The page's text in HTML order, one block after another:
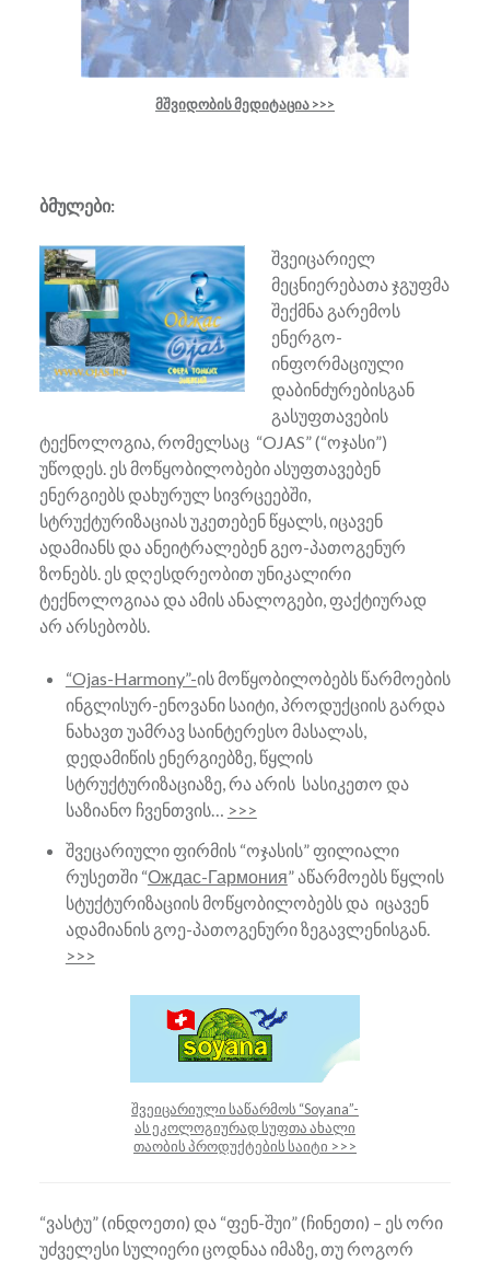
მშვიდობის მედიტაცია >>>
ბმულები:
შვეიცარიელ
მეცნიერებათა ჯგუფმა
შექმნა გარემოს
ენერგო-
ინფორმაციული
დაბინძურებისგან
გასუფთავების
ტექნოლოგია, რომელსაც “OJAS” (“ოჯასი”)
უწოდეს. ეს მოწყობილობები ასუფთავებენ
ენერგიებს დახურულ სივრცეებში,
სტრუქტურიზაციას უკეთებენ წყალს, იცავენ
ადამიანს და ანეიტრალებენ გეო-პათოგენურ
ზონებს. ეს დღესდრეობით უნიკალირი
ტექნოლოგიაა და ამის ანალოგები, ფაქტიურად
არ არსებობს.
“Ojas-Harmony”-ის მოწყობილობებს წარმოების
ინგლისურ-ენოვანი საიტი, პროდუქციის გარდა
ნახავთ უამრავ საინტერესო მასალას,
დედამიწის ენერგიებზე, წყლის
სტრუქტურიზაციაზე, რა არის სასიკეთო და
საზიანო ჩვენთვის… >>>
შვეცარიული ფირმის “ოჯასის” ფილიალი
რუსეთში “Ождас-Гармония” აწარმოებს წყლის
სტუქტურიზაციის მოწყობილობებს და იცავენ
ადამიანის გოე-პათოგენური ზეგავლენისგან.
>>>
შვეიცარიული საწარმოს “Soyana”-
ას ეკოლოგიურად სუფთა ახალი
თაობის პროდუქტების საიტი >>>
“ვასტუ” (ინდოეთი) და “ფენ-შუი” (ჩინეთი) – ეს ორი
უძველესი სულიერი ცოდნაა იმაზე, თუ როგორ